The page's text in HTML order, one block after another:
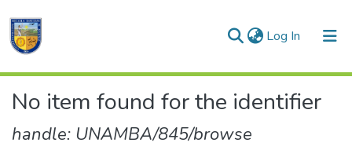
Log In (current)
Communities & Collections
No item found for the identifier
handle: UNAMBA/845/browse